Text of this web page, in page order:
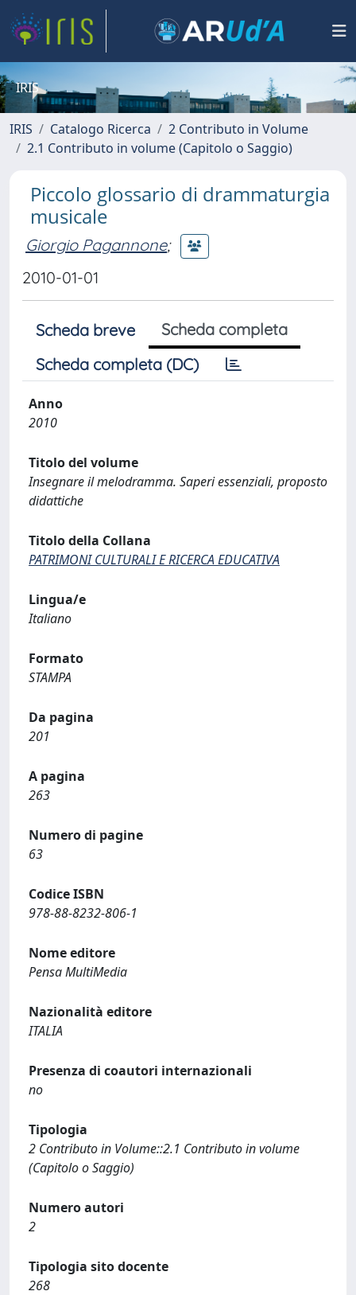
IRIS
IRIS Catalogo Ricerca
2 Contributo in Volume
2.1 Contributo in volume (Capitolo o Saggio)
Piccolo glossario di drammaturgia
musicale
Giorgio Pagannone;
2010-01-01
Scheda breve
Scheda completa
Scheda completa (DC)
Anno
2010
Titolo del volume
Insegnare il melodramma. Saperi essenziali, proposto
didattiche
Titolo della Collana
PATRIMONI CULTURALI E RICERCA EDUCATIVA
Lingua/e
Italiano
Formato
STAMPA
Da pagina
201
A pagina
263
Numero di pagine
63
Codice ISBN
978-88-8232-806-1
Nome editore
Pensa MultiMedia
Nazionalità editore
ITALIA
Presenza di coautori internazionali
no
Tipologia
2 Contributo in Volume::2.1 Contributo in volume
(Capitolo o Saggio)
Numero autori
2
Tipologia sito docente
268